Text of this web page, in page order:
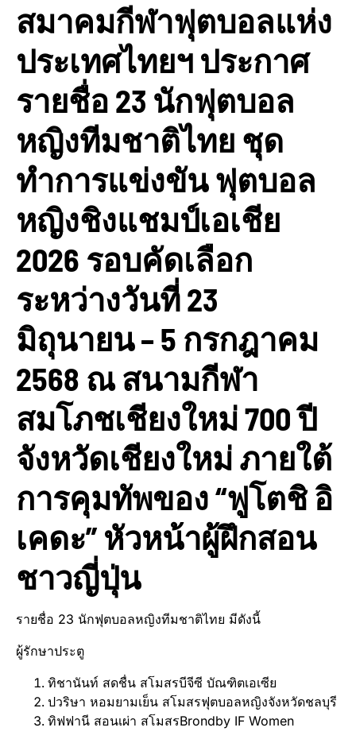
สมาคมกีฬาฟุตบอลแห่ง
ประเทศไทยฯ ประกาศ
รายชื่อ 23 นักฟุตบอล
หญิงทีมชาติไทย ชุด
ทำการแข่งขัน ฟุตบอล
หญิงชิงแชมป์เอเชีย
2026 รอบคัดเลือก
ระหว่างวันที่ 23
มิถุนายน – 5 กรกฎาคม
2568 ณ สนามกีฬา
สมโภชเชียงใหม่ 700 ปี
จังหวัดเชียงใหม่ ภายใต้
การคุมทัพของ “ฟูโตชิ อิ
เคดะ” หัวหน้าผู้ฝึกสอน
ชาวญี่ปุ่น
รายชื่อ 23 นักฟุตบอลหญิงทีมชาติไทย มีดังนี้
ผู้รักษาประตู
ทิชานันท์ สดชื่น สโมสรบีจีซี บัณฑิตเอเซีย
ปวริษา หอมยามเย็น สโมสรฟุตบอลหญิงจังหวัดชลบุรี
ทิฟฟานี สอนเผ่า สโมสรBrondby IF Women